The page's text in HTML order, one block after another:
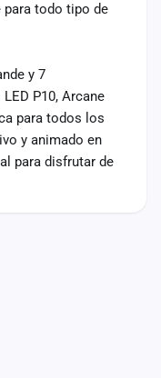
todo tipo de
y 7
P10, Arcane
para todos los
y animado en
para disfrutar de